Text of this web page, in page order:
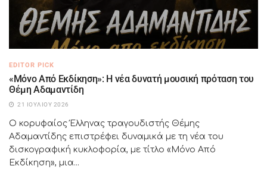
EDITOR PICK
«Μόνο Από Εκδίκηση»: Η νέα δυνατή μουσική πρόταση του
Θέμη Αδαμαντίδη
21 ΙΟΥΛΊΟΥ 2026
Ο κορυφαίος Έλληνας τραγουδιστής Θέμης
Αδαμαντίδης επιστρέφει δυναμικά με τη νέα του
δισκογραφική κυκλοφορία, με τίτλο «Μόνο Από
Εκδίκηση», μια...